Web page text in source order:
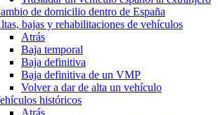
de domicilio dentro de España
bajas y rehabilitaciones de vehículos
Atrás
Baja temporal
Baja definitiva
Baja definitiva de un VMP
Volver a dar de alta un vehículo
históricos